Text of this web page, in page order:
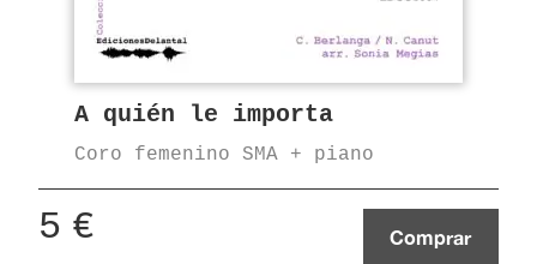
A quién le importa
Coro femenino SMA + piano
5 € Comprar